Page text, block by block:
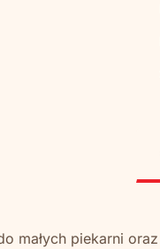
małych piekarni